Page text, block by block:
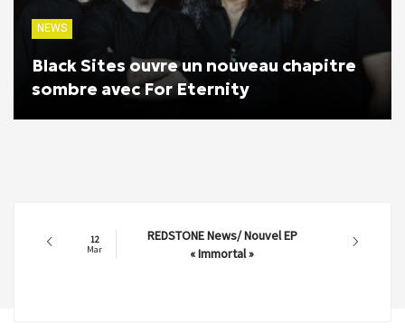
NEWS
Black Sites ouvre un nouveau chapitre
sombre avec For Eternity
12
Mar
REDSTONE News/ Nouvel EP
« Immortal »